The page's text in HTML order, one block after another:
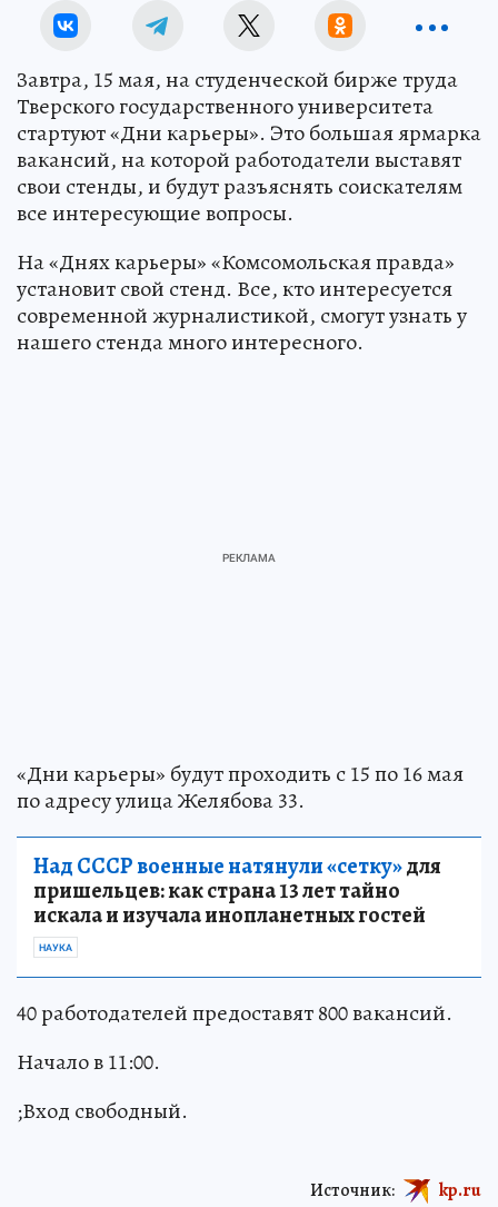
Завтра, 15 мая, на студенческой бирже труда
Тверского государственного университета
стартуют «Дни карьеры». Это большая ярмарка
вакансий, на которой работодатели выставят
свои стенды, и будут разъяснять соискателям
все интересующие вопросы.
На «Днях карьеры» «Комсомольская правда»
установит свой стенд. Все, кто интересуется
современной журналистикой, смогут узнать у
нашего стенда много интересного.
«Дни карьеры» будут проходить с 15 по 16 мая
по адресу улица Желябова 33.
Над СССР военные натянули «сетку»для
пришельцев: как страна 13 лет тайно
искала и изучала инопланетных гостей
НАУКА
40 работодателей предоставят 800 вакансий.
Начало в 11:00.
;Вход свободный.
Источник: kp.ru